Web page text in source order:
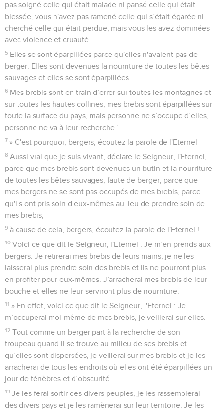
pas soigné celle qui était malade ni pansé celle qui était
blessée, vous n'avez pas ramené celle qui s’était égarée ni
cherché celle qui était perdue, mais vous les avez dominées
avec violence et cruauté.
5 Elles se sont éparpillées parce qu'elles n'avaient pas de
berger. Elles sont devenues la nourriture de toutes les bêtes
sauvages et elles se sont éparpillées.
6 Mes brebis sont en train d’errer sur toutes les montagnes et
sur toutes les hautes collines, mes brebis sont éparpillées sur
toute la surface du pays, mais personne ne s’occupe d’elles,
personne ne va à leur recherche.’
7 » C'est pourquoi, bergers, écoutez la parole de l'Eternel !
8 Aussi vrai que je suis vivant, déclare le Seigneur, l'Eternel,
parce que mes brebis sont devenues un butin et la nourriture
de toutes les bêtes sauvages, faute de berger, parce que
mes bergers ne se sont pas occupés de mes brebis, parce
qu'ils ont pris soin d’eux-mêmes au lieu de prendre soin de
mes brebis,
9 à cause de cela, bergers, écoutez la parole de l'Eternel !
10 Voici ce que dit le Seigneur, l'Eternel : Je m’en prends aux
bergers. Je retirerai mes brebis de leurs mains, je ne les
laisserai plus prendre soin des brebis et ils ne pourront plus
en profiter pour eux-mêmes. J’arracherai mes brebis de leur
bouche et elles ne leur serviront plus de nourriture.
11 » En effet, voici ce que dit le Seigneur, l'Eternel : Je
m’occuperai moi-même de mes brebis, je veillerai sur elles.
12 Tout comme un berger part à la recherche de son
troupeau quand il se trouve au milieu de ses brebis et
qu’elles sont dispersées, je veillerai sur mes brebis et je les
arracherai de tous les endroits où elles ont été éparpillées un
jour de ténèbres et d’obscurité.
13 Je les ferai sortir des divers peuples, je les rassemblerai
des divers pays et je les ramènerai sur leur territoire. Je les